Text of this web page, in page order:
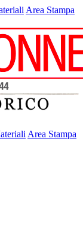
Area Stampa
Area Stampa